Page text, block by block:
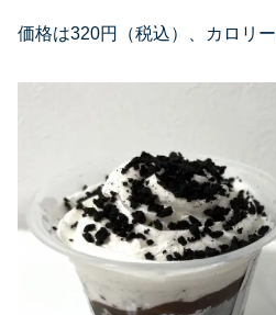
価格は320円（税込）、カロリ